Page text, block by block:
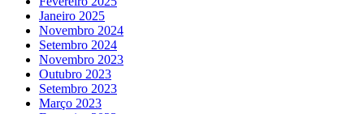
Janeiro 2025
Novembro 2024
Setembro 2024
Novembro 2023
Outubro 2023
Setembro 2023
Março 2023